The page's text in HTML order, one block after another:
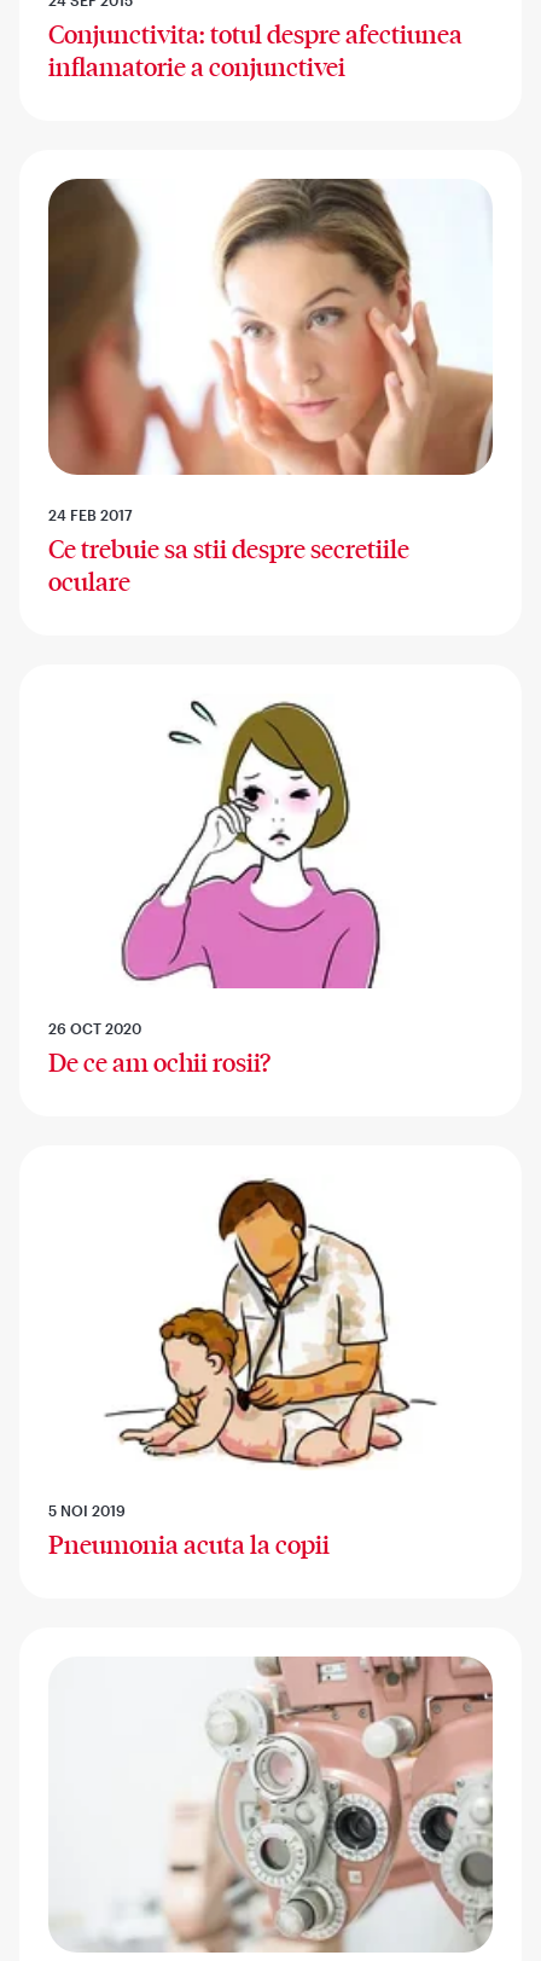
Conjunctivita: totul despre afectiunea
inflamatorie a conjunctivei
24 FEB 2017
Ce trebuie sa stii despre secretiile
oculare
26 OCT 2020
De ce am ochii rosii?
5 NOI 2019
Pneumonia acuta la copii